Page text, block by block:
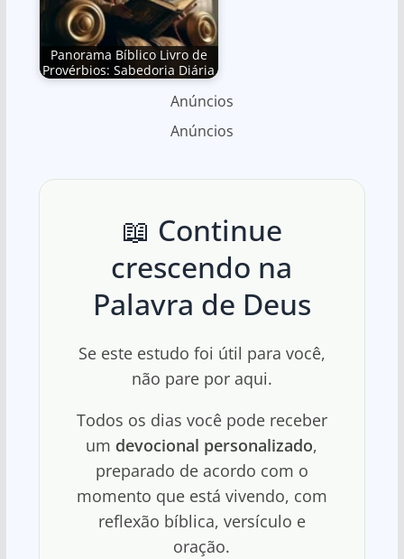
Panorama Bíblico Livro de
Provérbios: Sabedoria Diária
Anúncios
Anúncios
📖 Continue
crescendo na
Palavra de Deus
Se este estudo foi útil para você,
não pare por aqui.
Todos os dias você pode receber
um devocional personalizado,
preparado de acordo com o
momento que está vivendo, com
reflexão bíblica, versículo e
oração.